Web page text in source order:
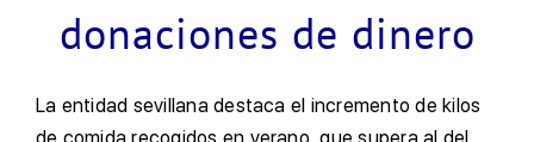
donaciones de dinero
La entidad sevillana destaca el incremento de kilos